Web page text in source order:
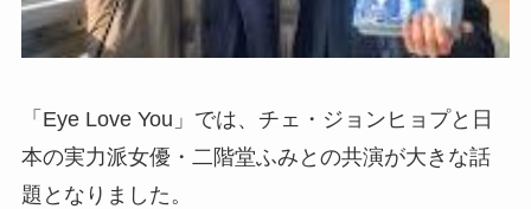
「Eye Love You」では、チェ・ジョンヒョプと日
本の実力派女優・二階堂ふみとの共演が大きな話
題となりました。